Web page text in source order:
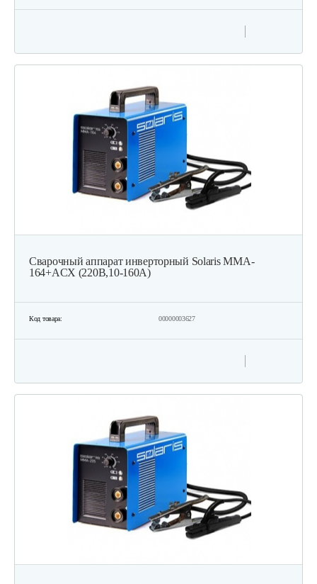
Сварочный аппарат инверторный Solaris MMA-
164+ACX (220В,10-160А)
Код товара: 00000003627